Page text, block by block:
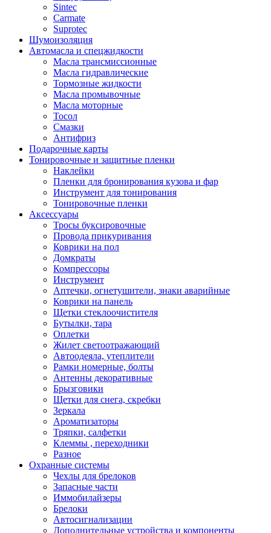
Sintec
Carmate
Suprotec
Шумоизоляция
Автомасла и спецжидкости
Масла трансмиссионные
Масла гидравлические
Тормозные жидкости
Масла промывочные
Масла моторные
Тосол
Смазки
Антифриз
Подарочные карты
Тонировочные и защитные пленки
Наклейки
Пленки для бронирования кузова и фар
Инструмент для тонирования
Тонировочные пленки
Аксессуары
Тросы буксировочные
Провода прикуривания
Коврики на пол
Домкраты
Компрессоры
Инструмент
Аптечки, огнетушители, знаки аварийные
Коврики на панель
Щетки стеклоочистителя
Бутылки, тара
Оплетки
Жилет светоотражающий
Автоодеяла, утеплители
Рамки номерные, болты
Антенны декоративные
Брызговики
Щетки для снега, скребки
Зеркала
Ароматизаторы
Тряпки, салфетки
Клеммы , переходники
Разное
Охранные системы
Чехлы для брелоков
Запасные части
Иммобилайзеры
Брелоки
Автосигнализации
Дополнительные устройства и компоненты